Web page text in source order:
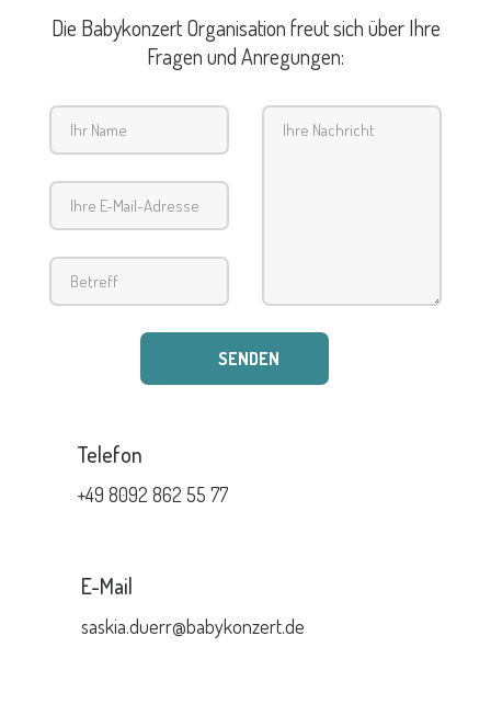
Die Babykonzert Organisation freut sich über Ihre
Fragen und Anregungen:
Telefon
+49 8092 862 55 77
E-Mail
saskia.duerr@babykonzert.de